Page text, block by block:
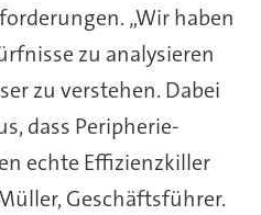
„Wir haben
zu analysieren
zu verstehen. Dabei
dass Peripherie-
echte Effizienzkiller
Geschäftsführer.